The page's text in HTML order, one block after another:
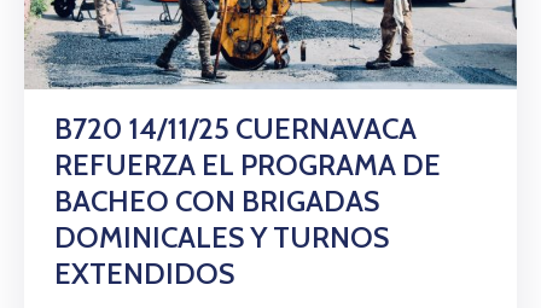
B720 14/11/25 CUERNAVACA
REFUERZA EL PROGRAMA DE
BACHEO CON BRIGADAS
DOMINICALES Y TURNOS
EXTENDIDOS